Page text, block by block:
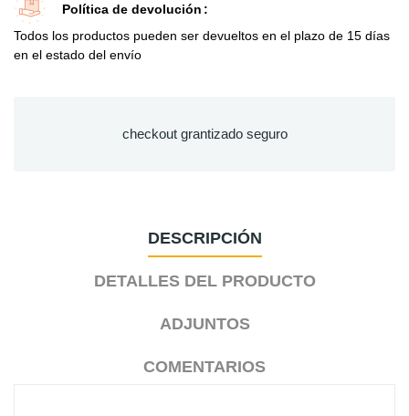
Política de devolución
Todos los productos pueden ser devueltos en el plazo de 15 días
en el estado del envío
checkout grantizado seguro
DESCRIPCIÓN
DETALLES DEL PRODUCTO
ADJUNTOS
COMENTARIOS